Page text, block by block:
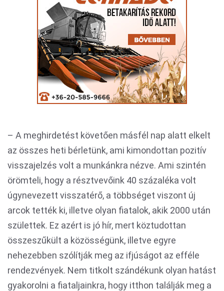
– A meghirdetést követően másfél nap alatt elkelt
az összes heti bérletünk, ami kimondottan pozitív
visszajelzés volt a munkánkra nézve. Ami szintén
örömteli, hogy a résztvevőink 40 százaléka volt
úgynevezett visszatérő, a többséget viszont új
arcok tették ki, illetve olyan fiatalok, akik 2000 után
születtek. Ez azért is jó hír, mert köztudottan
összeszűkült a közösségünk, illetve egyre
nehezebben szólítják meg az ifjúságot az efféle
rendezvények. Nem titkolt szándékunk olyan hatást
gyakorolni a fiataljainkra, hogy itthon találják meg a